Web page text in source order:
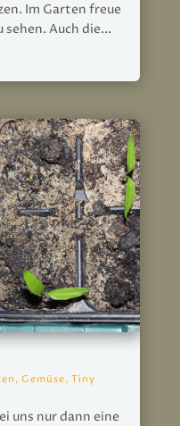
Im Garten freue
sehen. Auch die...
, Gemüse, Tiny
uns nur dann eine